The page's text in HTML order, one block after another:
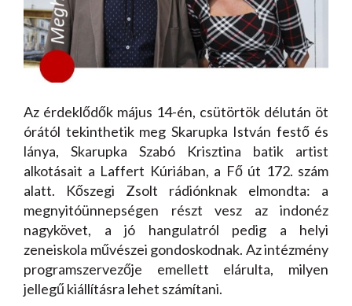
Az érdeklődők május 14-én, csütörtök délután öt
órától tekinthetik meg Skarupka István festő és
lánya, Skarupka Szabó Krisztina batik artist
alkotásait a Laffert Kúriában, a Fő út 172. szám
alatt. Kőszegi Zsolt rádiónknak elmondta: a
megnyitóünnepségen részt vesz az indonéz
nagykövet, a jó hangulatról pedig a helyi
zeneiskola művészei gondoskodnak. Az intézmény
programszervezője emellett elárulta, milyen
jellegű kiállításra lehet számítani.